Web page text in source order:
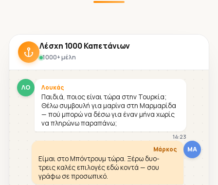
Λέσχη 1000 Καπετάνιων
1000+ μέλη
ΛΟ Λουκάς
Παιδιά, ποιος είναι τώρα στην Τουρκία;
Θέλω συμβουλή για μαρίνα στη Μαρμαρίδα
— πού μπορώ να δέσω για έναν μήνα χωρίς
να πληρώνω παραπάνω;
14:23
ΜΑ
Μάρκος
Είμαι στο Μπόντρουμ τώρα. Ξέρω δυο-
τρεις καλές επιλογές εδώ κοντά — σου
γράφω σε προσωπικό.